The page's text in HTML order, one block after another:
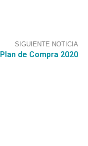
SIGUIENTE NOTICIA
Plan de Compra 2020